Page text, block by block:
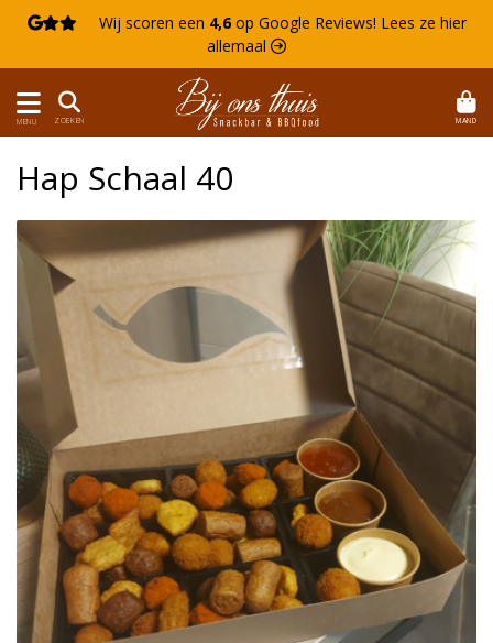
 Wij scoren een 4,6op Google Reviews! Lees ze hier
allemaal 
MENU ZOEKEN MAND
Hap Schaal 40